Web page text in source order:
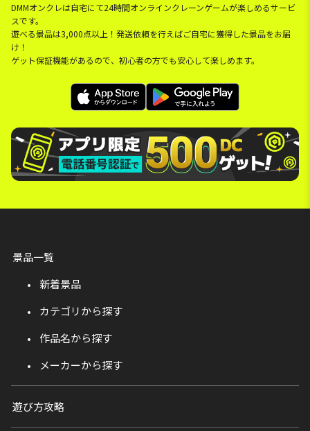
DMMオンクレは自宅にて24時間オンラインクレーンゲームが楽しめるサービ
スです。
遊べる景品は3,000点以上！発送依頼を行えばご自宅に獲得した景品をお届
け！
ゲット保証機能があるので、初心者の方でも安心して楽しめます。
景品一覧
新着景品
カテゴリから探す
作品名から探す
メーカーから探す
遊び方攻略